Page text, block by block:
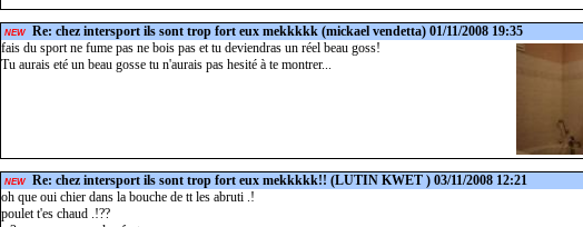
NEW Re: chez intersport ils sont trop fort eux mekkkkk (mickael vendetta) 01/11/2008 19:35
fais du sport ne fume pas ne bois pas et tu deviendras un réel beau goss!
Tu aurais eté un beau gosse tu n'aurais pas hesité à te montrer...
NEW Re: chez intersport ils sont trop fort eux mekkkkk!! (LUTIN KWET ) 03/11/2008 12:21
oh que oui chier dans la bouche de tt les abruti .!
poulet t'es chaud .!??